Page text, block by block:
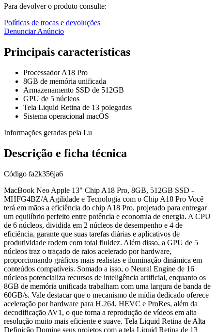
Para devolver o produto consulte:
Políticas de trocas e devoluções
Denunciar Anúncio
Principais características
Processador A18 Pro
8GB de memória unificada
Armazenamento SSD de 512GB
GPU de 5 núcleos
Tela Liquid Retina de 13 polegadas
Sistema operacional macOS
Informações geradas pela Lu
Descrição e ficha técnica
Código fa2k356ja6
MacBook Neo Apple 13" Chip A18 Pro, 8GB, 512GB SSD -
MHFG4BZ/A Agilidade e Tecnologia com o Chip A18 Pro Você
terá em mãos a eficiência do chip A18 Pro, projetado para entregar
um equilíbrio perfeito entre potência e economia de energia. A CPU
de 6 núcleos, dividida em 2 núcleos de desempenho e 4 de
eficiência, garante que suas tarefas diárias e aplicativos de
produtividade rodem com total fluidez. Além disso, a GPU de 5
núcleos traz o traçado de raios acelerado por hardware,
proporcionando gráficos mais realistas e iluminação dinâmica em
conteúdos compatíveis. Somado a isso, o Neural Engine de 16
núcleos potencializa recursos de inteligência artificial, enquanto os
8GB de memória unificada trabalham com uma largura de banda de
60GB/s. Vale destacar que o mecanismo de mídia dedicado oferece
aceleração por hardware para H.264, HEVC e ProRes, além da
decodificação AV1, o que torna a reprodução de vídeos em alta
resolução muito mais eficiente e suave. Tela Liquid Retina de Alta
Definição Domine seus projetos com a tela Liquid Retina de 13